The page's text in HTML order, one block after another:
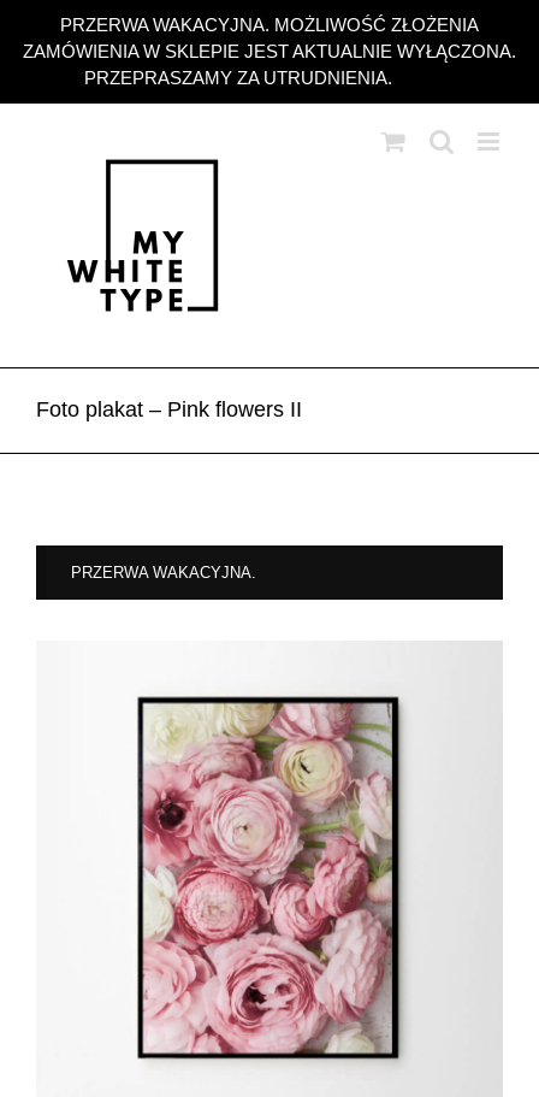
PRZERWA WAKACYJNA. MOŻLIWOŚĆ ZŁOŻENIA
ZAMÓWIENIA W SKLEPIE JEST AKTUALNIE WYŁĄCZONA.
PRZEPRASZAMY ZA UTRUDNIENIA.
zawartości
Foto plakat – Pink flowers II
PRZERWA WAKACYJNA.